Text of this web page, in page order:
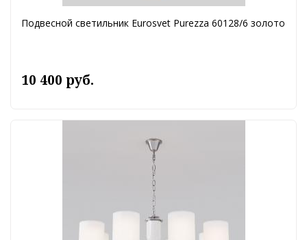
Подвесной светильник Eurosvet Purezza 60128/6 золото
10 400 руб.